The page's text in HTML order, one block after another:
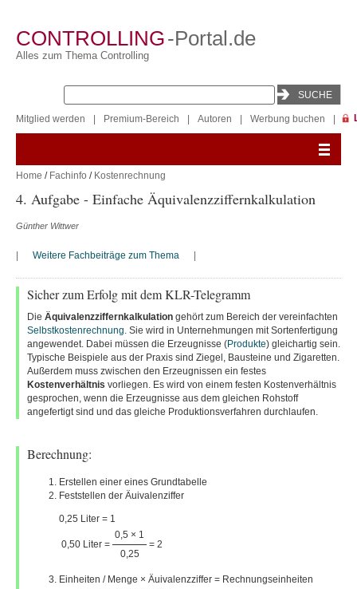
CONTROLLING-Portal.de
Alles zum Thema Controlling
Mitglied werden Premium-Bereich Autoren Werbung buchen
Home / Fachinfo / Kostenrechnung
4. Aufgabe - Einfache Äquivalenzziffernkalkulation
Günther Wittwer
Weitere Fachbeiträge zum Thema
Sicher zum Erfolg mit dem KLR-Telegramm
Die Äquivalenzziffernkalkulation gehört zum Bereich der vereinfachten
Selbstkostenrechnung. Sie wird in Unternehmungen mit Sortenfertigung
angewendet. Dabei müssen die Erzeugnisse (Produkte) gleichartig sein.
Typische Beispiele aus der Praxis sind Ziegel, Bausteine und Zigaretten.
Außerdem muss zwischen den Erzeugnissen ein festes
Kostenverhältnis vorliegen. Es wird von einem festen Kostenverhältnis
gesprochen, wenn die Erzeugnisse aus dem gleichen Rohstoff
angefertigt sind und das gleiche Produktionsverfahren durchlaufen.
Berechnung:
Erstellen einer eines Grundtabelle
Feststellen der Äuivalenziffer
0,25 Liter = 1
0,50 Liter =
0,5 × 1
= 2
0,25
Einheiten / Menge × Äuivalenzziffer = Rechnungseinheiten